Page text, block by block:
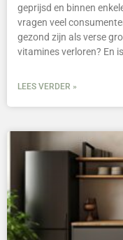
geprijsd en binnen
vragen veel
gezond zijn als verse
vitamines verloren? En
LEES VERDER »